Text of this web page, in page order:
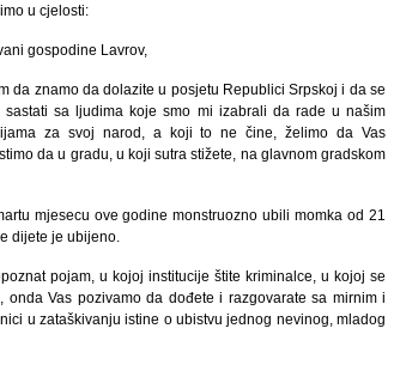
u cjelosti:
gospodine Lavrov,
da znamo da dolazite u posjetu Republici Srpskoj i da se
sastati sa ljudima koje smo mi izabrali da rade u našim
za svoj narod, a koji to ne čine, želimo da Vas
da u gradu, u koji sutra stižete, na glavnom gradskom
mjesecu ove godine monstruozno ubili momka od 21
dijete je ubijeno.
pojam, u kojoj institucije štite kriminalce, u kojoj se
Vas pozivamo da dođete i razgovarate sa mirnim i
u zataškivanju istine o ubistvu jednog nevinog, mladog